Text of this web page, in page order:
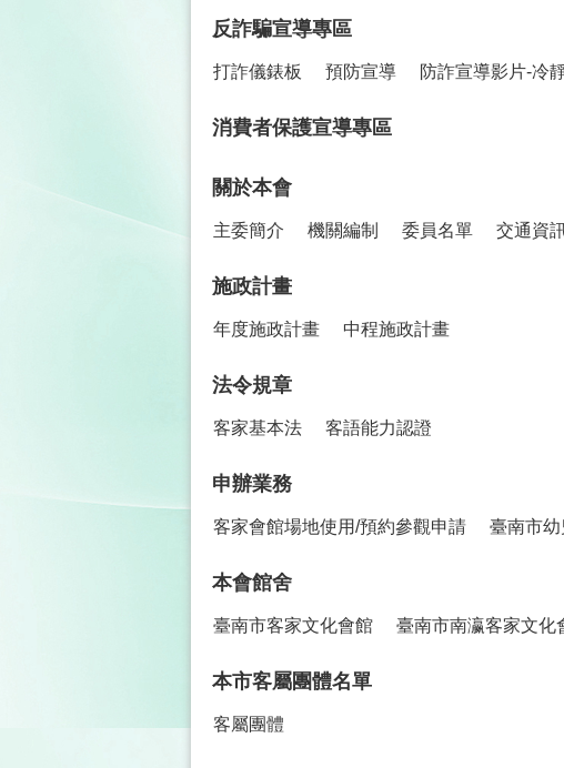
反詐騙宣導專區
打詐儀錶板 預防宣導 防詐宣導影片-冷
消費者保護宣導專區
關於本會
主委簡介 機關編制 委員名單 交通資
施政計畫
年度施政計畫 中程施政計畫
法令規章
客家基本法 客語能力認證
申辦業務
客家會館場地使用/預約參觀申請 臺南市
本會館舍
臺南市客家文化會館 臺南市南瀛客家文化
本市客屬團體名單
客屬團體